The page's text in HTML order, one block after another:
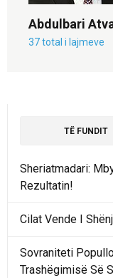
Abdulbari
37 total i lajmeve
TË FUNDIT
Sheriatmadari:
Rezultatin!
Cilat Vende I
Sovraniteti
Trashëgimisë Së